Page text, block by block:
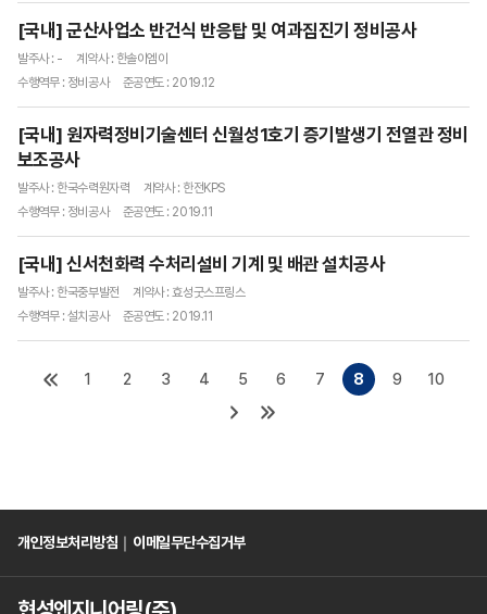
[국내] 군산사업소 반건식 반응탑 및 여과집진기 정비공사
발주사 : -
계약사 : 한솔이엠이
수행역무 : 정비공사
준공연도 : 2019.12
[국내] 원자력정비기술센터 신월성1호기 증기발생기 전열관 정비
보조공사
발주사 : 한국수력원자력
계약사 : 한전KPS
수행역무 : 정비공사
준공연도 : 2019.11
[국내] 신서천화력 수처리설비 기계 및 배관 설치공사
발주사 : 한국중부발전
계약사 : 효성굿스프링스
수행역무 : 설치공사
준공연도 : 2019.11
1 2 3 4 5 6 7 8 9 10
개인정보처리방침 ｜ 이메일무단수집거부